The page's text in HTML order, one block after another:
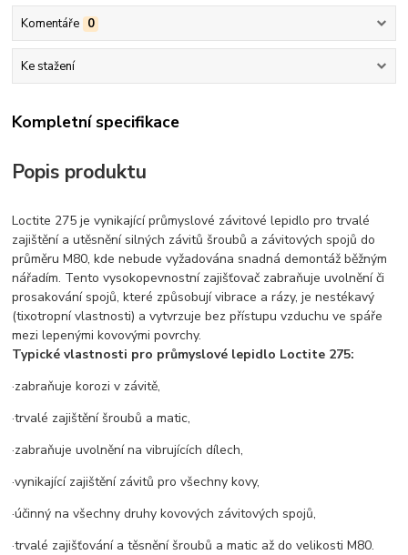
Komentáře 0
Ke stažení
Kompletní specifikace
Popis produktu
Loctite 275 je vynikající průmyslové závitové lepidlo pro trvalé
zajištění a utěsnění silných závitů šroubů a závitových spojů do
průměru M80, kde nebude vyžadována snadná demontáž běžným
nářadím. Tento vysokopevnostní zajišťovač zabraňuje uvolnění či
prosakování spojů, které způsobují vibrace a rázy, je nestékavý
(tixotropní vlastnosti) a vytvrzuje bez přístupu vzduchu ve spáře
mezi lepenými kovovými povrchy.
Typické vlastnosti pro průmyslové lepidlo Loctite 275:
·zabraňuje korozi v závitě,
·trvalé zajištění šroubů a matic,
·zabraňuje uvolnění na vibrujících dílech,
·vynikající zajištění závitů pro všechny kovy,
·účinný na všechny druhy kovových závitových spojů,
·trvalé zajišťování a těsnění šroubů a matic až do velikosti M80.